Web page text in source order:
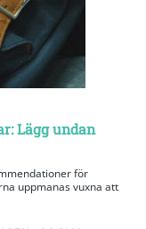
Lägg undan
för
uppmanas vuxna att